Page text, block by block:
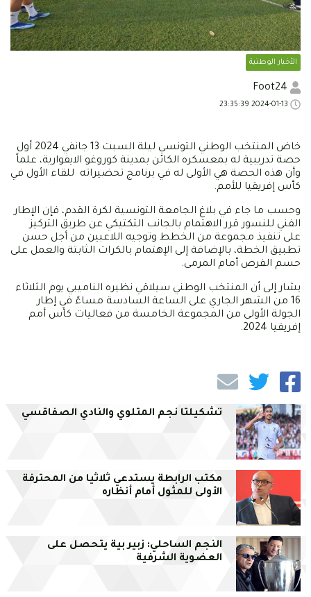
الأخبار الوطنية
خاض المنتخب الوطني التونسي ليلة السبت 13 جانفي 2024 أول
حصة تدريبية له بمعسكره الكائن بمدينة كوروغو الايفوارية، علماً
وأن هذه الحصة هي الأولى له في برنامج تحضيراته للقاء الأول في
كأس إفريقيا للأمم.
وحسب ما جاء في بلاغ الجامعة التونسية لكرة القدم، فإن الإطار
الفني للنسور قرر الاهتمام بالجانب التكتيكي عن طريق التركيز
على تنفيذ مجموعة من الخطط وتوجيه اللاعبين من أجل حسن
تطبيق الخطة، بالإضافة إلى الإهتمام بالكرات الثابتة والعمل على
حسم الفرص أمام المرمى.
يشار إلى أن المنتخب الوطني سيلاقي نظيره الناميبي يوم الثلاثاء
16 من الشهر الجاري على الساعة السادسة مساءً في إطار
الجولة الأولى من المجموعة الخامسة من فعاليات كأس أمم
إفريقيا 2024.
تشكيلتا نجم المتلوي والنادي الصفاقسي
مكتب الرابطة يستدعي ثلاثيا من المحترفة
الأولى للمثول أمام أنظاره
النجم الساحلي: زبير بية يتحصل على
العضوية الشرفية